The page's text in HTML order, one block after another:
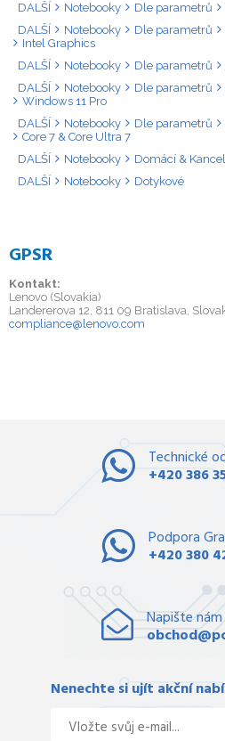
DALŠÍ
Notebooky Dle parametrů
DALŠÍ
Notebooky Dle parametrů
Intel Graphics
DALŠÍ
Notebooky Dle parametrů
DALŠÍ
Notebooky Dle parametrů
Windows 11 Pro
DALŠÍ
Notebooky Dle parametrů
Core 7 & Core Ultra 7
DALŠÍ
Notebooky
Domácí &
DALŠÍ
Notebooky Dotykové
GPSR
Kontakt:
Lenovo (Slovakia)
Landererova 12, 811 09 Bratislava,
compliance@lenovo.com
Technické
+420 386
Podpora
+420 380
Napište nám
Nenechte si ujít akční